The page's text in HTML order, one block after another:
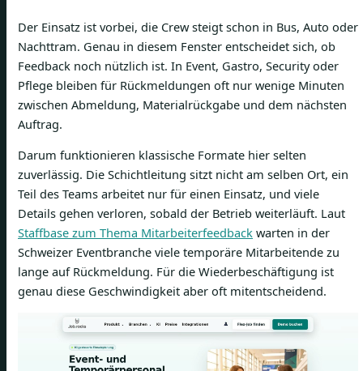
Der Einsatz ist vorbei, die Crew steigt schon in Bus, Auto oder
Nachttram. Genau in diesem Fenster entscheidet sich, ob
Feedback noch nützlich ist. In Event, Gastro, Security oder
Pflege bleiben für Rückmeldungen oft nur wenige Minuten
zwischen Abmeldung, Materialrückgabe und dem nächsten
Auftrag.
Darum funktionieren klassische Formate hier selten
zuverlässig. Die Schichtleitung sitzt nicht am selben Ort, ein
Teil des Teams arbeitet nur für einen Einsatz, und viele
Details gehen verloren, sobald der Betrieb weiterläuft. Laut
Staffbase zum Thema Mitarbeiterfeedback warten in der
Schweizer Eventbranche viele temporäre Mitarbeitende zu
lange auf Rückmeldung. Für die Wiederbeschäftigung ist
genau diese Geschwindigkeit aber oft mitentscheidend.